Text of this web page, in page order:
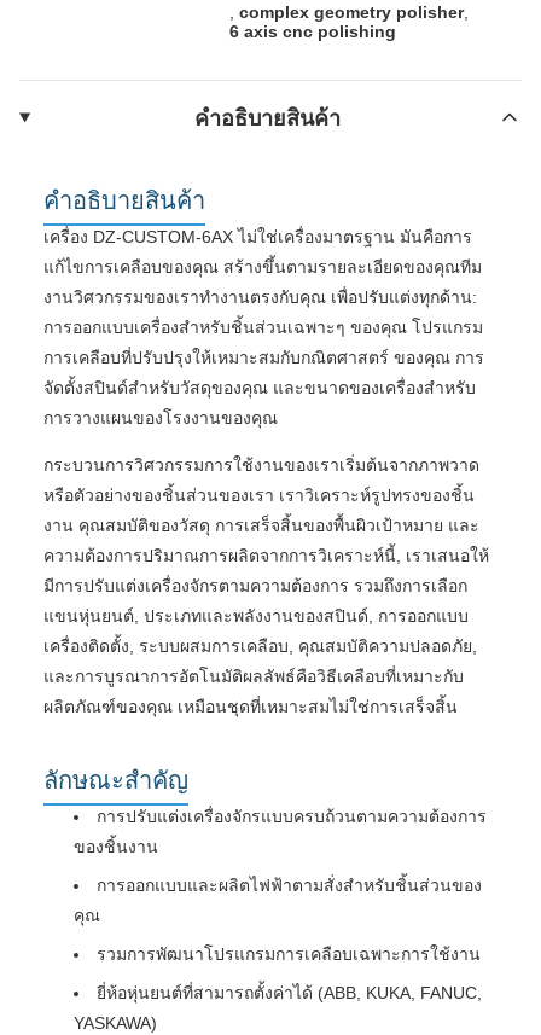
,complex geometry polisher,
6 axis cnc polishing
คําอธิบายสินค้า
คําอธิบายสินค้า
เครื่อง DZ-CUSTOM-6AX ไม่ใช่เครื่องมาตรฐาน มันคือการ
แก้ไขการเคลือบของคุณ สร้างขึ้นตามรายละเอียดของคุณทีม
งานวิศวกรรมของเราทํางานตรงกับคุณ เพื่อปรับแต่งทุกด้าน:
การออกแบบเครื่องสําหรับชิ้นส่วนเฉพาะๆ ของคุณ โปรแกรม
การเคลือบที่ปรับปรุงให้เหมาะสมกับกณิตศาสตร์ ของคุณ การ
จัดตั้งสปินด์สําหรับวัสดุของคุณ และขนาดของเครื่องสําหรับ
การวางแผนของโรงงานของคุณ
กระบวนการวิศวกรรมการใช้งานของเราเริ่มต้นจากภาพวาด
หรือตัวอย่างของชิ้นส่วนของเรา เราวิเคราะห์รูปทรงของชิ้น
งาน คุณสมบัติของวัสดุ การเสร็จสิ้นของพื้นผิวเป้าหมาย และ
ความต้องการปริมาณการผลิตจากการวิเคราะห์นี้, เราเสนอให้
มีการปรับแต่งเครื่องจักรตามความต้องการ รวมถึงการเลือก
แขนหุ่นยนต์, ประเภทและพลังงานของสปินด์, การออกแบบ
เครื่องติดตั้ง, ระบบผสมการเคลือบ, คุณสมบัติความปลอดภัย,
และการบูรณาการอัตโนมัติผลลัพธ์คือวิธีเคลือบที่เหมาะกับ
ผลิตภัณฑ์ของคุณ เหมือนชุดที่เหมาะสมไม่ใช่การเสร็จสิ้น
ลักษณะสําคัญ
การปรับแต่งเครื่องจักรแบบครบถ้วนตามความต้องการ
ของชิ้นงาน
การออกแบบและผลิตไฟฟ้าตามสั่งสําหรับชิ้นส่วนของ
คุณ
รวมการพัฒนาโปรแกรมการเคลือบเฉพาะการใช้งาน
ยี่ห้อหุ่นยนต์ที่สามารถตั้งค่าได้ (ABB, KUKA, FANUC,
YASKAWA)